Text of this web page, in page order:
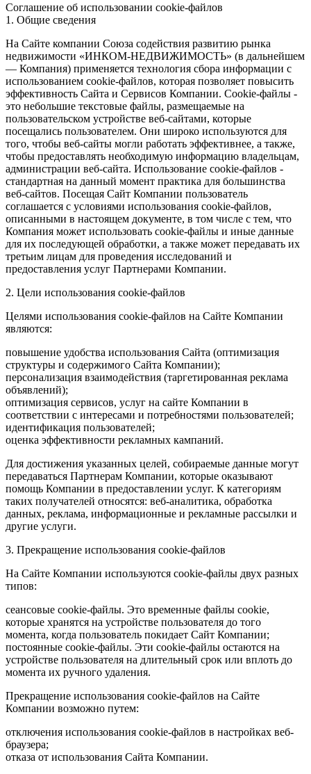
Соглашение об использовании cookie-файлов
1. Общие сведения
На Сайте компании Союза содействия развитию рынка
недвижимости «ИНКОМ-НЕДВИЖИМОСТЬ» (в дальнейшем
— Компания) применяется технология сбора информации с
использованием cookie-файлов, которая позволяет повысить
эффективность Сайта и Сервисов Компании. Сookie-файлы -
это небольшие текстовые файлы, размещаемые на
пользовательском устройстве веб-сайтами, которые
посещались пользователем. Они широко используются для
того, чтобы веб-сайты могли работать эффективнее, а также,
чтобы предоставлять необходимую информацию владельцам,
администрации веб-сайта. Использование cookie-файлов -
стандартная на данный момент практика для большинства
веб-сайтов. Посещая Сайт Компании пользователь
соглашается с условиями использования cookie-файлов,
описанными в настоящем документе, в том числе с тем, что
Компания может использовать cookie-файлы и иные данные
для их последующей обработки, а также может передавать их
третьим лицам для проведения исследований и
предоставления услуг Партнерами Компании.
2. Цели использования cookie-файлов
Целями использования cookie-файлов на Сайте Компании
являются:
повышение удобства использования Сайта (оптимизация
структуры и содержимого Сайта Компании);
персонализация взаимодействия (таргетированная реклама
объявлений);
оптимизация сервисов, услуг на сайте Компании в
соответствии с интересами и потребностями пользователей;
идентификация пользователей;
оценка эффективности рекламных кампаний.
Для достижения указанных целей, собираемые данные могут
передаваться Партнерам Компании, которые оказывают
помощь Компании в предоставлении услуг. К категориям
таких получателей относятся: веб-аналитика, обработка
данных, реклама, информационные и рекламные рассылки и
другие услуги.
3. Прекращение использования cookie-файлов
На Сайте Компании используются cookie-файлы двух разных
типов:
сеансовые cookie-файлы. Это временные файлы cookie,
которые хранятся на устройстве пользователя до того
момента, когда пользователь покидает Сайт Компании;
постоянные cookie-файлы. Эти cookie-файлы остаются на
устройстве пользователя на длительный срок или вплоть до
момента их ручного удаления.
Прекращение использования cookie-файлов на Сайте
Компании возможно путем:
отключения использования cookie-файлов в настройках веб-
браузера;
отказа от использования Сайта Компании.